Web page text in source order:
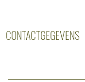
CONTACTGEGEVENS